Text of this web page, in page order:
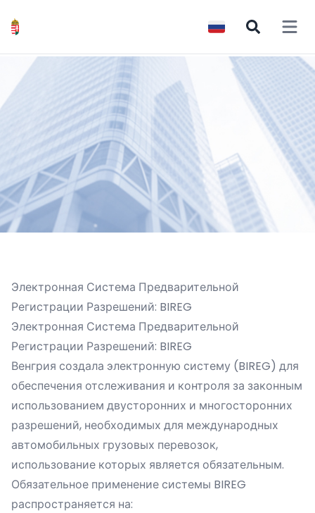
Open
Электронная Система Предварительной
Регистрации Разрешений: BIREG
Электронная Система Предварительной
Регистрации Разрешений: BIREG
Венгрия создала электронную систему (BIREG) для
обеспечения отслеживания и контроля за законным
использованием двусторонних и многосторонних
разрешений, необходимых для международных
автомобильных грузовых перевозок,
использование которых является обязательным.
Обязательное применение системы BIREG
распространяется на: